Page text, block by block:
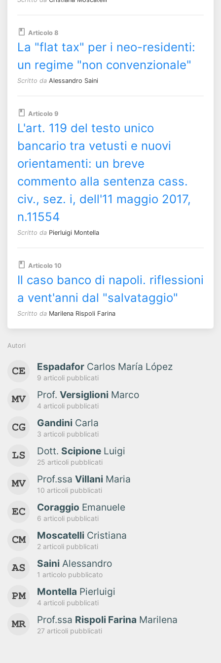
Articolo 8
La "flat tax" per i neo-residenti:
un regime "non convenzionale"
Scritto da Alessandro Saini
Articolo 9
L'art. 119 del testo unico
bancario tra vetusti e nuovi
orientamenti: un breve
commento alla sentenza cass.
civ., sez. i, dell'11 maggio 2017,
n.11554
Scritto da Pierluigi Montella
Articolo 10
Il caso banco di napoli. riflessioni
a vent'anni dal "salvataggio"
Scritto da Marilena Rispoli Farina
Autori
Espadafor Carlos María López
9 articoli pubblicati
Prof. Versiglioni Marco
4 articoli pubblicati
Gandini Carla
3 articoli pubblicati
Dott. Scipione Luigi
25 articoli pubblicati
Prof.ssa Villani Maria
10 articoli pubblicati
Coraggio Emanuele
6 articoli pubblicati
Moscatelli Cristiana
2 articoli pubblicati
Saini Alessandro
1 articolo pubblicato
Montella Pierluigi
4 articoli pubblicati
Prof.ssa Rispoli Farina Marilena
27 articoli pubblicati